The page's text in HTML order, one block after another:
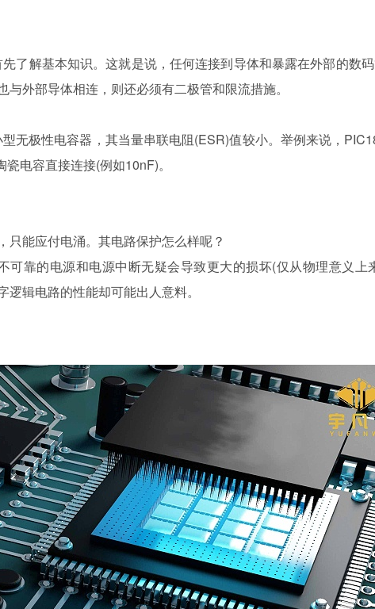
解基本知识。这就是说，任何连接到导体和暴露在外部的数
外部导体相连，则还必须有二极管和限流措施。
极性电容器，其当量串联电阻(ESR)值较小。举例来说，
电容直接连接(例如10nF)。
能应付电涌。其电路保护怎么样呢？
靠的电源和电源中断无疑会导致更大的损坏(仅从物理意义上
辑电路的性能却可能出人意料。